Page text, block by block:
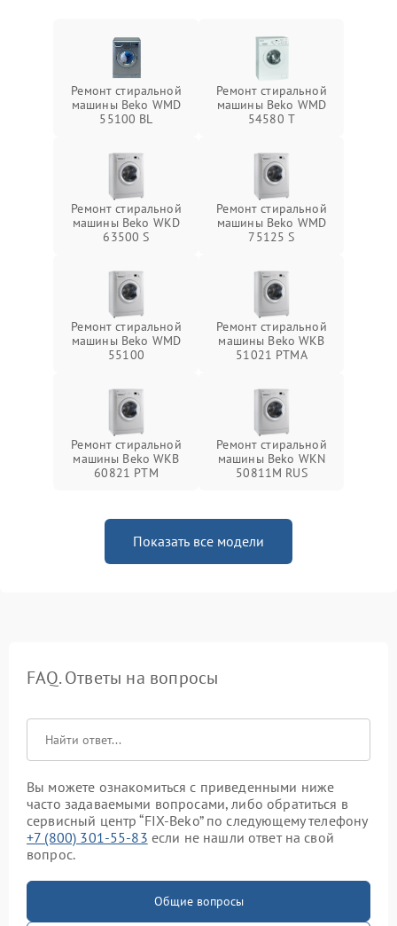
Ремонт стиральной
машины Beko WMD
55100 BL
Ремонт стиральной
машины Beko WMD
54580 T
Ремонт стиральной
машины Beko WKD
63500 S
Ремонт стиральной
машины Beko WMD
75125 S
Ремонт стиральной
машины Beko WMD
55100
Ремонт стиральной
машины Beko WKB
51021 PTМА
Ремонт стиральной
машины Beko WKB
60821 PTМ
Ремонт стиральной
машины Beko WKN
50811M RUS
Показать все модели
FAQ. Ответы на вопросы
Вы можете ознакомиться с приведенными ниже
часто задаваемыми вопросами, либо обратиться в
сервисный центр “FIX-Beko” по следующему телефону
+7 (800) 301-55-83 если не нашли ответ на свой
вопрос.
Общие вопросы